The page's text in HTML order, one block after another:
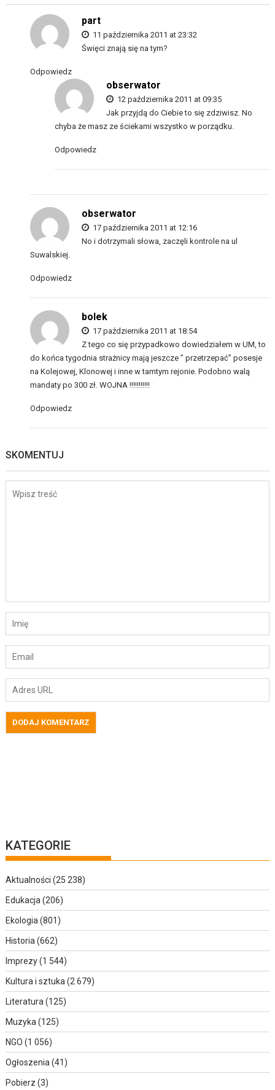
part
11 października 2011 at 23:32
Święci znają się na tym?
Odpowiedz
obserwator
12 października 2011 at 09:35
Jak przyjdą do Ciebie to się zdziwisz. No
chyba że masz ze ściekami wszystko w porządku.
Odpowiedz
obserwator
17 października 2011 at 12:16
No i dotrzymali słowa, zaczęli kontrole na ul
Suwalskiej.
Odpowiedz
bolek
17 października 2011 at 18:54
Z tego co się przypadkowo dowiedziałem w UM, to
do końca tygodnia strażnicy mają jeszcze ” przetrzepać” posesje
na Kolejowej, Klonowej i inne w tamtym rejonie. Podobno walą
mandaty po 300 zł. WOJNA !!!!!!!!!!!
Odpowiedz
SKOMENTUJ
KATEGORIE
Aktualności (25 238)
Edukacja (206)
Ekologia (801)
Historia (662)
Imprezy(1 544)
Kultura i sztuka (2 679)
Literatura (125)
Muzyka (125)
NGO (1 056)
Ogłoszenia (41)
Pobierz (3)